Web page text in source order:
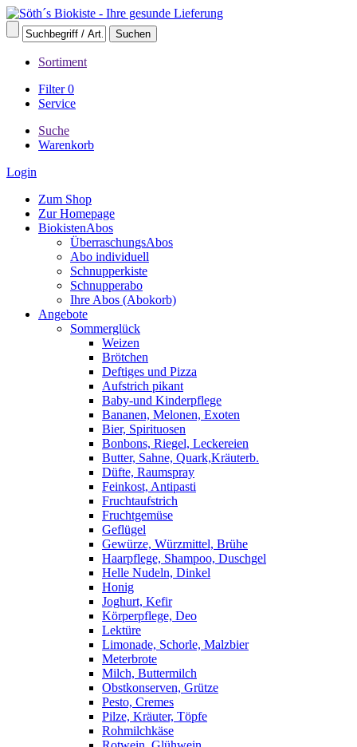
Sortiment
Filter0
Service
Suche
Warenkorb
Login
Zum Shop
Zur Homepage
BiokistenAbos
ÜberraschungsAbos
Abo individuell
Schnupperkiste
Schnupperabo
Ihre Abos (Abokorb)
Angebote
Sommerglück
Weizen
Brötchen
Deftiges und Pizza
Aufstrich pikant
Baby-und Kinderpflege
Bananen, Melonen, Exoten
Bier, Spirituosen
Bonbons, Riegel, Leckereien
Butter, Sahne, Quark,Kräuterb.
Düfte, Raumspray
Feinkost, Antipasti
Fruchtaufstrich
Fruchtgemüse
Geflügel
Gewürze, Würzmittel, Brühe
Haarpflege, Shampoo, Duschgel
Helle Nudeln, Dinkel
Honig
Joghurt, Kefir
Körperpflege, Deo
Lektüre
Limonade, Schorle, Malzbier
Meterbrote
Milch, Buttermilch
Obstkonserven, Grütze
Pesto, Cremes
Pilze, Kräuter, Töpfe
Rohmilchkäse